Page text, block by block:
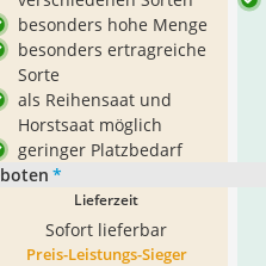
besonders hohe Menge
besonders ertragreiche
Sorte
als Reihensaat und
Horstsaat möglich
geringer Platzbedarf
*
Lieferzeit
Sofort lieferbar
Preis-Leistungs-Sieger